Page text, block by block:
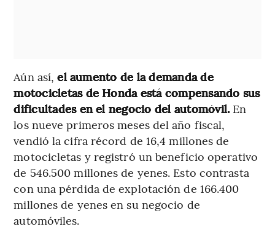
Aún así,el aumento de la demanda de
motocicletas de Honda está compensando sus
dificultades en el negocio del automóvil. En
los nueve primeros meses del año fiscal,
vendió la cifra récord de 16,4 millones de
motocicletas y registró un beneficio operativo
de 546.500 millones de yenes. Esto contrasta
con una pérdida de explotación de 166.400
millones de yenes en su negocio de
automóviles.